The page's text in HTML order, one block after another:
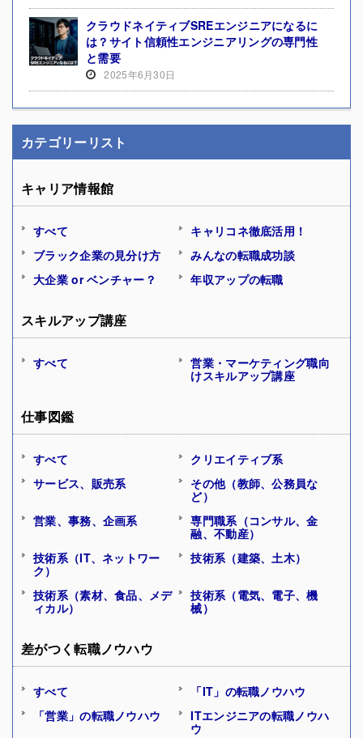
クラウドネイティブSREエンジニアになるに
は？サイト信頼性エンジニアリングの専門性
と需要
2025年6月30日
カテゴリーリスト
キャリア情報館
すべて
キャリコネ徹底活用！
ブラック企業の見分け方
みんなの転職成功談
大企業 or ベンチャー？
年収アップの転職
スキルアップ講座
すべて
営業・マーケティング職向
けスキルアップ講座
仕事図鑑
すべて
クリエイティブ系
サービス、販売系
その他（教師、公務員な
ど）
営業、事務、企画系
専門職系（コンサル、金
融、不動産）
技術系（IT、ネットワー
ク）
技術系（建築、土木）
技術系（素材、食品、メデ
ィカル）
技術系（電気、電子、機
械）
差がつく転職ノウハウ
すべて
「IT」の転職ノウハウ
「営業」の転職ノウハウ
ITエンジニアの転職ノウハ
ウ